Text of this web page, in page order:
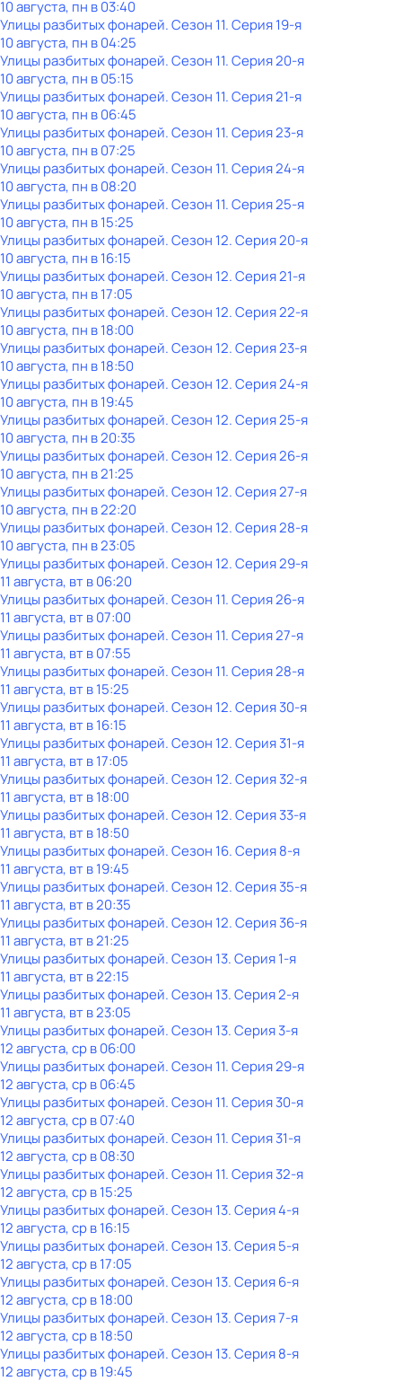
10 августа, пн в 03:40
Улицы разбитых фонарей. Сезон 11. Серия 19-я
10 августа, пн в 04:25
Улицы разбитых фонарей. Сезон 11. Серия 20-я
10 августа, пн в 05:15
Улицы разбитых фонарей. Сезон 11. Серия 21-я
10 августа, пн в 06:45
Улицы разбитых фонарей. Сезон 11. Серия 23-я
10 августа, пн в 07:25
Улицы разбитых фонарей. Сезон 11. Серия 24-я
10 августа, пн в 08:20
Улицы разбитых фонарей. Сезон 11. Серия 25-я
10 августа, пн в 15:25
Улицы разбитых фонарей. Сезон 12. Серия 20-я
10 августа, пн в 16:15
Улицы разбитых фонарей. Сезон 12. Серия 21-я
10 августа, пн в 17:05
Улицы разбитых фонарей. Сезон 12. Серия 22-я
10 августа, пн в 18:00
Улицы разбитых фонарей. Сезон 12. Серия 23-я
10 августа, пн в 18:50
Улицы разбитых фонарей. Сезон 12. Серия 24-я
10 августа, пн в 19:45
Улицы разбитых фонарей. Сезон 12. Серия 25-я
10 августа, пн в 20:35
Улицы разбитых фонарей. Сезон 12. Серия 26-я
10 августа, пн в 21:25
Улицы разбитых фонарей. Сезон 12. Серия 27-я
10 августа, пн в 22:20
Улицы разбитых фонарей. Сезон 12. Серия 28-я
10 августа, пн в 23:05
Улицы разбитых фонарей. Сезон 12. Серия 29-я
11 августа, вт в 06:20
Улицы разбитых фонарей. Сезон 11. Серия 26-я
11 августа, вт в 07:00
Улицы разбитых фонарей. Сезон 11. Серия 27-я
11 августа, вт в 07:55
Улицы разбитых фонарей. Сезон 11. Серия 28-я
11 августа, вт в 15:25
Улицы разбитых фонарей. Сезон 12. Серия 30-я
11 августа, вт в 16:15
Улицы разбитых фонарей. Сезон 12. Серия 31-я
11 августа, вт в 17:05
Улицы разбитых фонарей. Сезон 12. Серия 32-я
11 августа, вт в 18:00
Улицы разбитых фонарей. Сезон 12. Серия 33-я
11 августа, вт в 18:50
Улицы разбитых фонарей. Сезон 16. Серия 8-я
11 августа, вт в 19:45
Улицы разбитых фонарей. Сезон 12. Серия 35-я
11 августа, вт в 20:35
Улицы разбитых фонарей. Сезон 12. Серия 36-я
11 августа, вт в 21:25
Улицы разбитых фонарей. Сезон 13. Серия 1-я
11 августа, вт в 22:15
Улицы разбитых фонарей. Сезон 13. Серия 2-я
11 августа, вт в 23:05
Улицы разбитых фонарей. Сезон 13. Серия 3-я
12 августа, ср в 06:00
Улицы разбитых фонарей. Сезон 11. Серия 29-я
12 августа, ср в 06:45
Улицы разбитых фонарей. Сезон 11. Серия 30-я
12 августа, ср в 07:40
Улицы разбитых фонарей. Сезон 11. Серия 31-я
12 августа, ср в 08:30
Улицы разбитых фонарей. Сезон 11. Серия 32-я
12 августа, ср в 15:25
Улицы разбитых фонарей. Сезон 13. Серия 4-я
12 августа, ср в 16:15
Улицы разбитых фонарей. Сезон 13. Серия 5-я
12 августа, ср в 17:05
Улицы разбитых фонарей. Сезон 13. Серия 6-я
12 августа, ср в 18:00
Улицы разбитых фонарей. Сезон 13. Серия 7-я
12 августа, ср в 18:50
Улицы разбитых фонарей. Сезон 13. Серия 8-я
12 августа, ср в 19:45